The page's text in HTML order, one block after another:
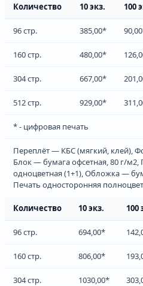
Количество 10 экз. 100
96 стр. 385,00*
160 стр. 480,00*
304 стр. 667,00*
512 стр. 929,00*
* - цифровая печать
Переплёт — КБС (мягкий, клей),
Блок — бумага офсетная, 80 г/м2,
одноцветная (1+1), Обложка —
Печать односторонняя
Количество 10 экз. 100
96 стр. 694,00*
160 стр. 806,00*
304 стр. 1030,00*